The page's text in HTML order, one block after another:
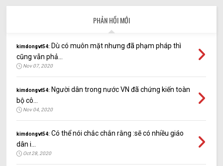
PHẢN HỒI MỚI
kimdongvt54: Dù có muôn mặt nhưng đã phạm pháp thì
cũng vẫn phả...
Nov 07, 2020
kimdongvt54: Người dân trong nước VN đã chứng kiến toàn
bộ cô...
Nov 04, 2020
kimdongvt54: Có thể nói chắc chắn rằng :sẽ có nhiều giáo
dân i...
Oct 28, 2020